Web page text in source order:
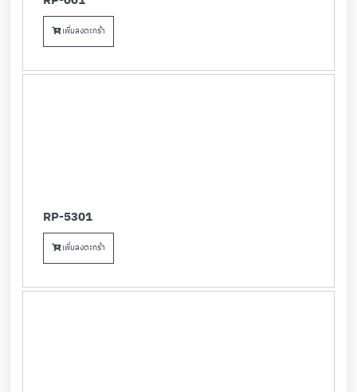
เพิ่มลงตะกร้า
RP-5301
เพิ่มลงตะกร้า